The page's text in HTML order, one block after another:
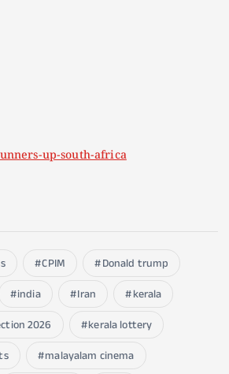
up-south-africa
CPIM
Donald trump
india Iran
kerala
2026
kerala lottery
malayalam cinema